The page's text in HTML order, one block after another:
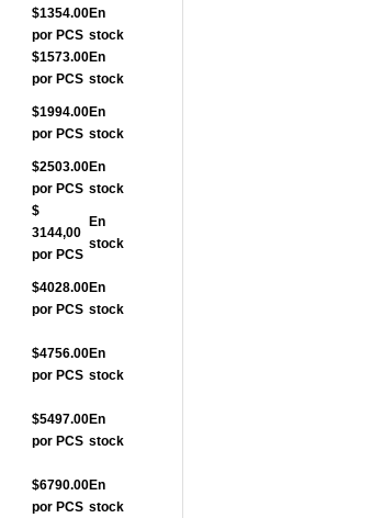
$1354.00
por PCS
En
stock
$1573.00
por PCS
En
stock
$1994.00
por PCS
En
stock
$2503.00
por PCS
En
stock
$
3144,00
por PCS
En
stock
$4028.00
por PCS
En
stock
$4756.00
por PCS
En
stock
$5497.00
por PCS
En
stock
$6790.00
por PCS
En
stock